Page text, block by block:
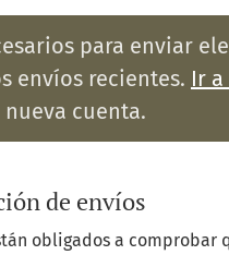
para enviar
envíos recientes. Ir
nueva cuenta.
de envíos
obligados a comprobar